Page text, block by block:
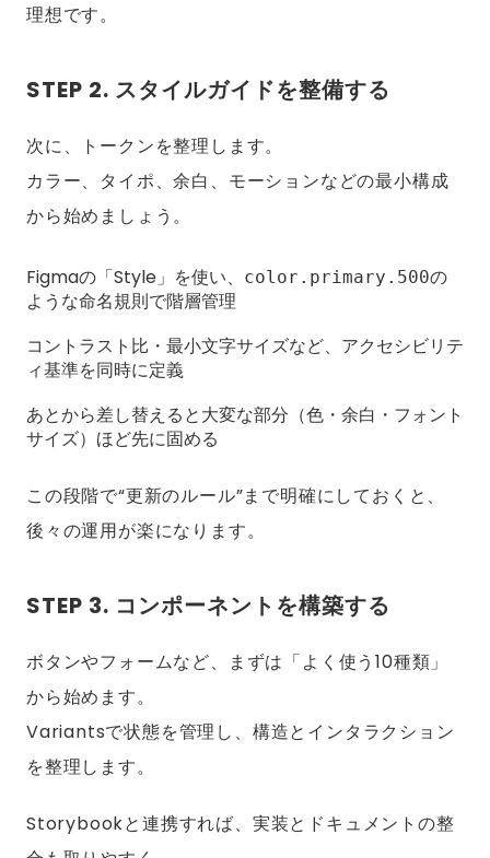
理想です。
STEP 2. スタイルガイドを整備する
次に、トークンを整理します。
カラー、タイポ、余白、モーションなどの最小構成
から始めましょう。
Figmaの「Style」を使い、 color.primary.500の
ような命名規則で階層管理
コントラスト比・最小文字サイズなど、アクセシビリテ
ィ基準を同時に定義
あとから差し替えると大変な部分（色・余白・フォント
サイズ）ほど先に固める
この段階で“更新のルール”まで明確にしておくと、
後々の運用が楽になります。
STEP 3. コンポーネントを構築する
ボタンやフォームなど、まずは「よく使う10種類」
から始めます。
Variantsで状態を管理し、構造とインタラクション
を整理します。
Storybookと連携すれば、実装とドキュメントの整